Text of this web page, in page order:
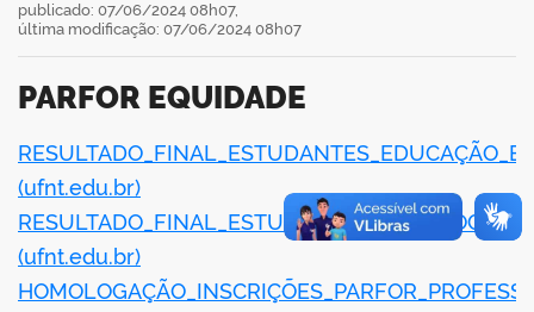
PARFOR EQUIDADE
publicado: 07/06/2024 08h07,
última modificação: 07/06/2024 08h07
(ufnt.edu.br)
(ufnt.edu.br)